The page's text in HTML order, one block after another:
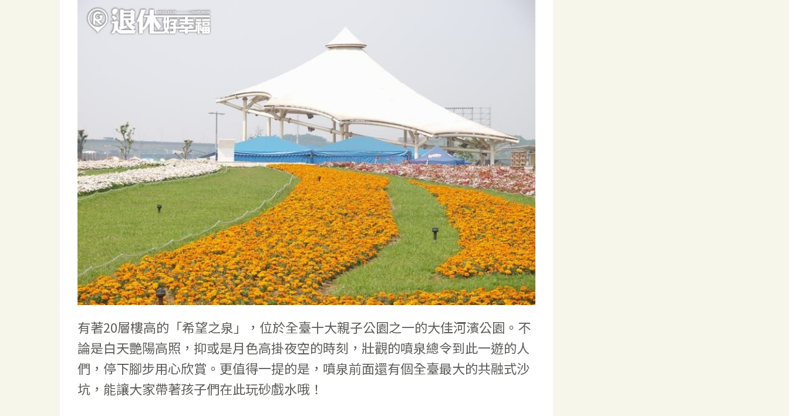
有著20層樓高的「希望之泉」，位於全臺十大親子公園之一的大佳河濱公園。不
論是白天艷陽高照，抑或是月色高掛夜空的時刻，壯觀的噴泉總令到此一遊的人
們，停下腳步用心欣賞。更值得一提的是，噴泉前面還有個全臺最大的共融式沙
坑，能讓大家帶著孩子們在此玩砂戲水哦！